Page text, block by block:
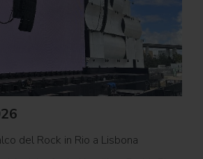
del Rock in Rio a Lisbona